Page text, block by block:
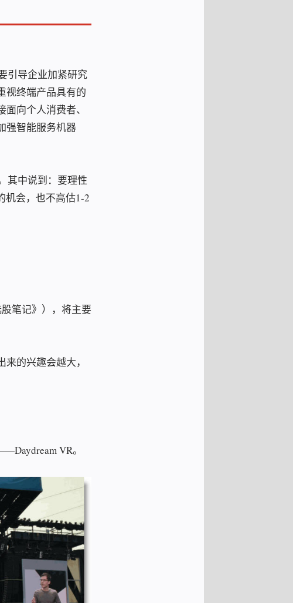
引导企业加紧研究
视终端产品具有的
向个人消费者、
强智能服务机器
其中说到：要理性
机会，也不高估1-2
笔记》），将主要
的兴趣会越大，
VR。